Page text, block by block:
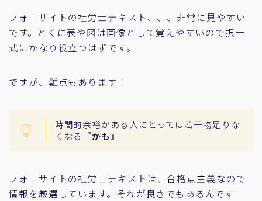
フォーサイトの社労士テキスト、、、非常に見やすい
です。とくに表や図は画像として覚えやすいので択一
式にかなり役立つはずです。
ですが、難点もあります！
時間的余裕がある人にとっては若干物足りな
くなる『かも』
フォーサイトの社労士テキストは、合格点主義なので
情報を厳選しています。それが良さでもあるんです